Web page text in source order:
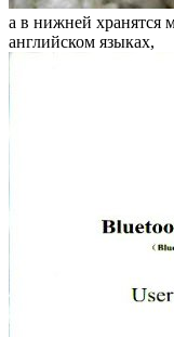
а в нижней хранятся
английском языках,